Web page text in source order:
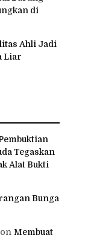
di
Ahli Jadi
Liar
Tegaskan
Alat Bukti
Bunga
Membuat